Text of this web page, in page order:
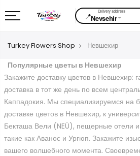
📍Nevsehir⌄
Turkey Flowers Shop Невшехир
Популярные цветы в Невшехир
Закажите доставку цветов в Невшехир:
доставка в тот же день по всем
Каппадокия. Мы специализируемся на
доставке цветов в Невшехир, к
Бекташа Вели (NEÜ), пещерные отели и
такие как Аванос и Ургюп. Закажите
вашего волшебного момента.